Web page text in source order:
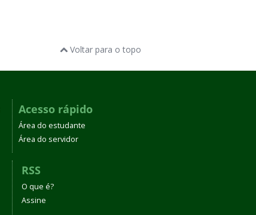
Voltar para o topo
Acesso rápido
Área do estudante
Área do servidor
RSS
O que é?
Assine